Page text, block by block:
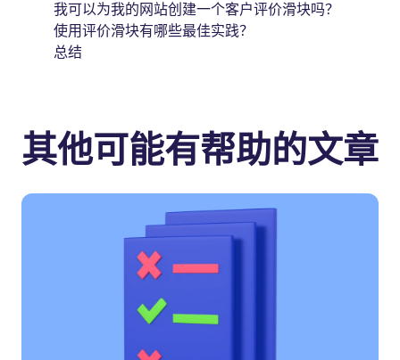
我可以为我的网站创建一个客户评价滑块吗？
使用评价滑块有哪些最佳实践？
总结
其他可能有帮助的文章